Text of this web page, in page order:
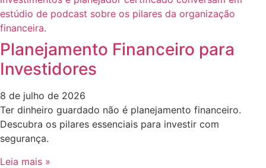
Planejamento Financeiro para
Investidores
8 de julho de 2026
Ter dinheiro guardado não é planejamento financeiro.
Descubra os pilares essenciais para investir com
segurança.
Leia mais »